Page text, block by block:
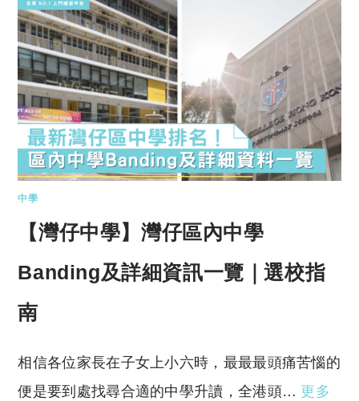
中學
【灣仔中學】灣仔區內中學
Banding及詳細資訊一覽｜選校指
南
相信各位家長在子女上小六時，最最最頭痛苦惱的
便是要到處找尋合適的中學升讀，全港頭… 更多